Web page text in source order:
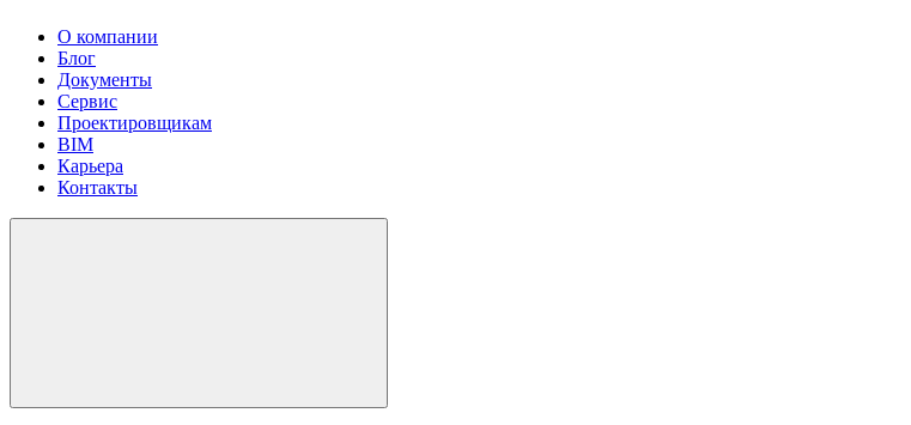
О компании
Блог
Документы
Сервис
Проектировщикам
BIM
Карьера
Контакты